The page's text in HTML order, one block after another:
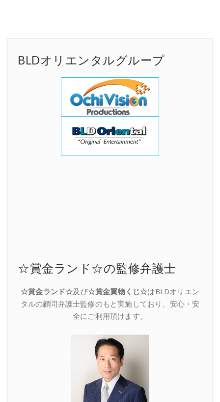
BLDオリエンタルグループ
☆賞金ランド☆の監修弁護士
☆賞金ランド☆及び☆賞金買物くじ☆はBLDオリエン
タルの顧問弁護士監修のもと実施しており、安心・安
全にご利用頂けます。